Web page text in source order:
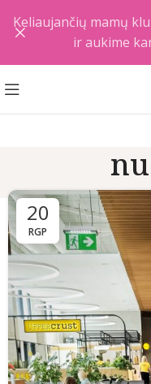
20
RGP
Keliaujančių mamų
ir aukime